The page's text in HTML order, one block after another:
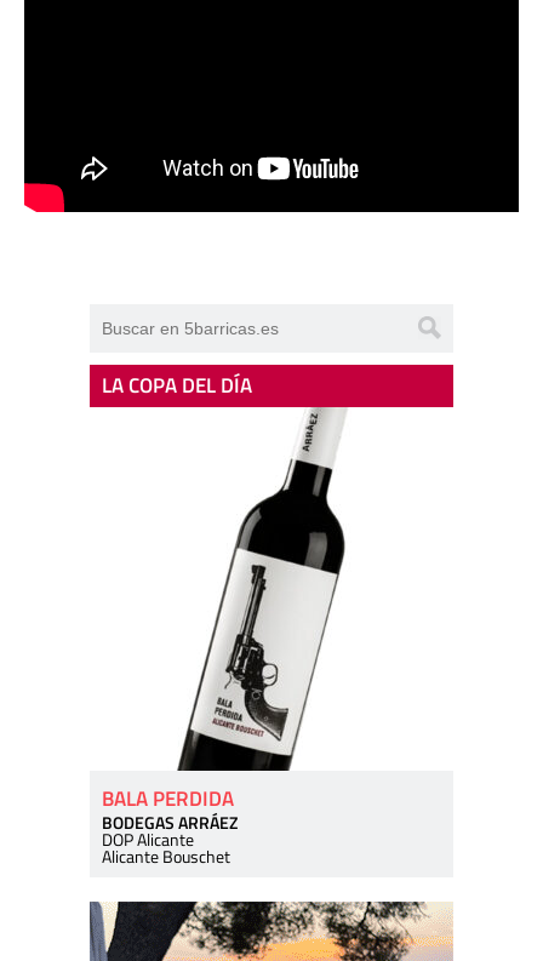
LA COPA DEL DÍA
BALA PERDIDA
BODEGAS ARRÁEZ
DOP Alicante
Alicante Bouschet